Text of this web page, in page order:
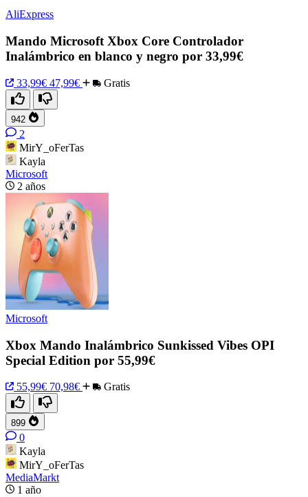
AliExpress
Mando Microsoft Xbox Core Controlador
Inalámbrico en blanco y negro por 33,99€
33,99€ 47,99€ Gratis
942
2
MirY_oFerTas
Kayla
Microsoft
2 años
Microsoft
Xbox Mando Inalámbrico Sunkissed Vibes OPI
Special Edition por 55,99€
55,99€ 70,98€ Gratis
899
0
Kayla
MirY_oFerTas
MediaMarkt
1 año